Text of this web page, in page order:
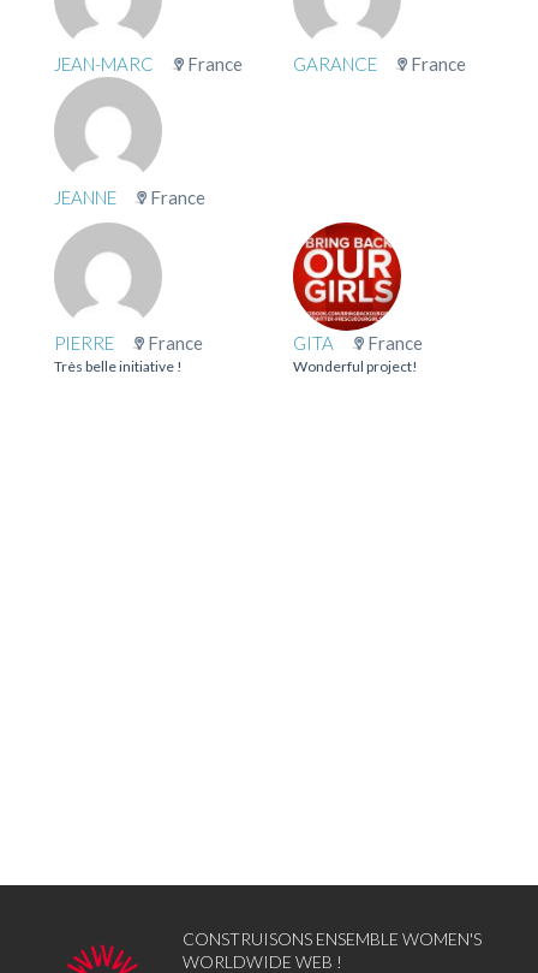
JEAN-MARC France GARANCE France
JEANNE France
PIERRE France
Très belle initiative !
GITA France
Wonderful project!
CONSTRUISONS ENSEMBLE WOMEN'S
WORLDWIDE WEB !